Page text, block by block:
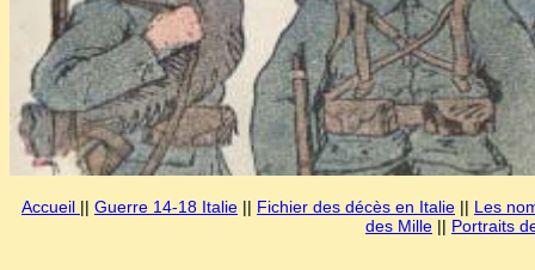
Accueil || Guerre 14-18 Italie || Fichier des décès en Italie || Les
des Mille || Portraits